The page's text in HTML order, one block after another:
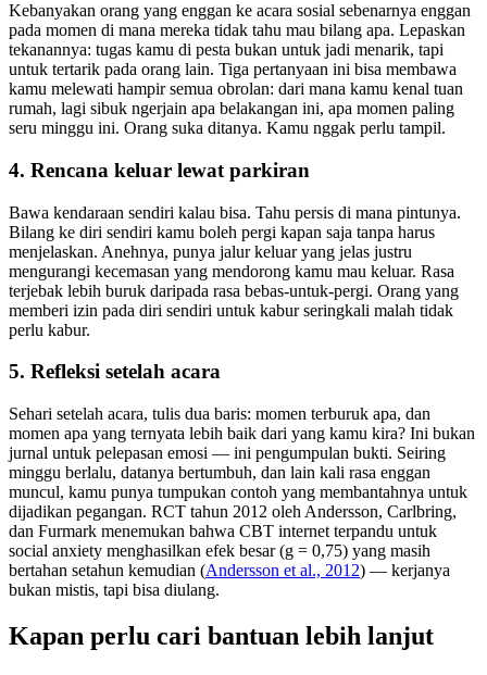
Kebanyakan orang yang enggan ke acara sosial sebenarnya enggan
pada momen di mana mereka tidak tahu mau bilang apa. Lepaskan
tekanannya: tugas kamu di pesta bukan untuk jadi menarik, tapi
untuk tertarik pada orang lain. Tiga pertanyaan ini bisa membawa
kamu melewati hampir semua obrolan: dari mana kamu kenal tuan
rumah, lagi sibuk ngerjain apa belakangan ini, apa momen paling
seru minggu ini. Orang suka ditanya. Kamu nggak perlu tampil.
4. Rencana keluar lewat parkiran
Bawa kendaraan sendiri kalau bisa. Tahu persis di mana pintunya.
Bilang ke diri sendiri kamu boleh pergi kapan saja tanpa harus
menjelaskan. Anehnya, punya jalur keluar yang jelas justru
mengurangi kecemasan yang mendorong kamu mau keluar. Rasa
terjebak lebih buruk daripada rasa bebas-untuk-pergi. Orang yang
memberi izin pada diri sendiri untuk kabur seringkali malah tidak
perlu kabur.
5. Refleksi setelah acara
Sehari setelah acara, tulis dua baris: momen terburuk apa, dan
momen apa yang ternyata lebih baik dari yang kamu kira? Ini bukan
jurnal untuk pelepasan emosi — ini pengumpulan bukti. Seiring
minggu berlalu, datanya bertumbuh, dan lain kali rasa enggan
muncul, kamu punya tumpukan contoh yang membantahnya untuk
dijadikan pegangan. RCT tahun 2012 oleh Andersson, Carlbring,
dan Furmark menemukan bahwa CBT internet terpandu untuk
social anxiety menghasilkan efek besar (g = 0,75) yang masih
bertahan setahun kemudian (Andersson et al., 2012) — kerjanya
bukan mistis, tapi bisa diulang.
Kapan perlu cari bantuan lebih lanjut